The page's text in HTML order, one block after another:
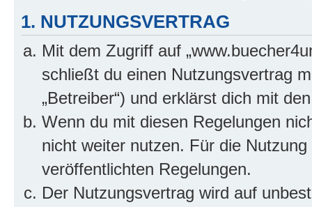
1. NUTZUNGSVERTRAG
Mit dem Zugriff auf
schließt du einen Nutzungsvertrag
„Betreiber“) und erklärst dich mit
Wenn du mit diesen Regelungen
nicht weiter nutzen. Für die
veröffentlichten Regelungen.
Der Nutzungsvertrag wird auf